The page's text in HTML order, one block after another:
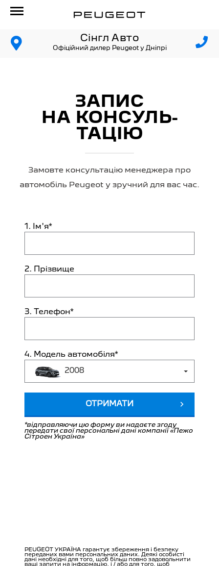
Сінгл Авто
Офіційний дилер Peugeot у Дніпрі
ЗАПИС
НА КОНСУЛЬ­
ТАЦІЮ
Замовте консультацію менеджера про
автомобіль Peugeot у зручний для вас час.